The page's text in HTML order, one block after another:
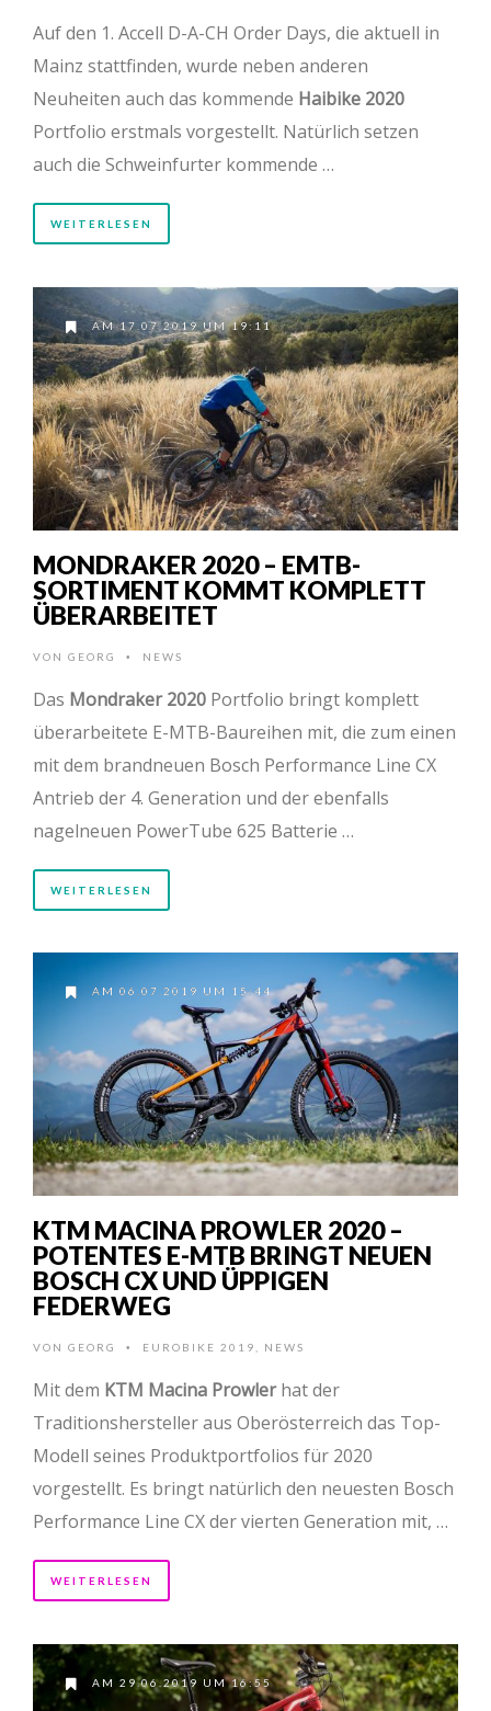
Auf den 1. Accell D-A-CH Order Days, die aktuell in
Mainz stattfinden, wurde neben anderen
Neuheiten auch das kommende Haibike 2020
Portfolio erstmals vorgestellt. Natürlich setzen
auch die Schweinfurter kommende …
WEITERLESEN
AM 17.07.2019 UM 19:11
MONDRAKER 2020 – EMTB-
SORTIMENT KOMMT KOMPLETT
ÜBERARBEITET
VON GEORG • NEWS
Das Mondraker 2020 Portfolio bringt komplett
überarbeitete E-MTB-Baureihen mit, die zum einen
mit dem brandneuen Bosch Performance Line CX
Antrieb der 4. Generation und der ebenfalls
nagelneuen PowerTube 625 Batterie …
WEITERLESEN
AM 06.07.2019 UM 15:44
KTM MACINA PROWLER 2020 –
POTENTES E-MTB BRINGT NEUEN
BOSCH CX UND ÜPPIGEN
FEDERWEG
VON GEORG • EUROBIKE 2019 NEWS
Mit dem KTM Macina Prowlerhat der
Traditionshersteller aus Oberösterreich das Top-
Modell seines Produktportfolios für 2020
vorgestellt. Es bringt natürlich den neuesten Bosch
Performance Line CX der vierten Generation mit, …
WEITERLESEN
AM 29.06.2019 UM 16:55